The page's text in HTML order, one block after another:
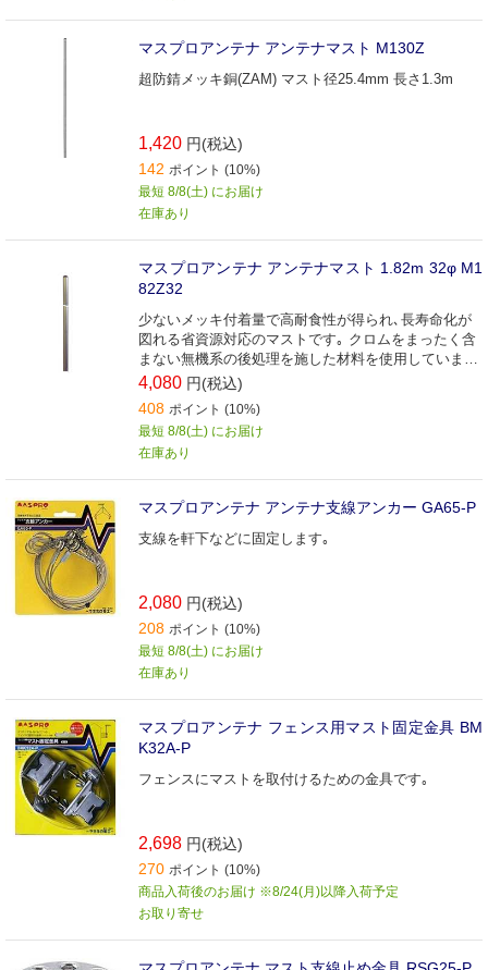
マスプロアンテナ アンテナマスト M130Z
超防錆メッキ銅(ZAM) マスト径25.4mm 長さ1.3m
1,420 円(税込)
142 ポイント (10%)
最短 8/8(土) にお届け
在庫あり
マスプロアンテナ アンテナマスト 1.82m 32φ M1
82Z32
少ないメッキ付着量で高耐食性が得られ､長寿命化が
図れる省資源対応のマストです｡ クロムをまったく含
まない無機系の後処理を施した材料を使用していま
す｡
4,080 円(税込)
408 ポイント (10%)
最短 8/8(土) にお届け
在庫あり
マスプロアンテナ アンテナ支線アンカー GA65‐P
支線を軒下などに固定します｡
2,080 円(税込)
208 ポイント (10%)
最短 8/8(土) にお届け
在庫あり
マスプロアンテナ フェンス用マスト固定金具 BM
K32A‐P
フェンスにマストを取付けるための金具です｡
2,698 円(税込)
270 ポイント (10%)
商品入荷後のお届け ※8/24(月)以降入荷予定
お取り寄せ